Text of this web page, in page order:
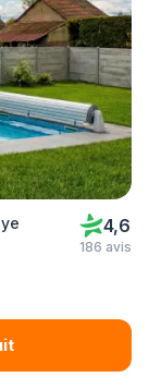
4,6
186 avis